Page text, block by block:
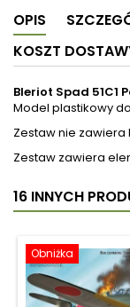
OPIS
KOSZT
Bleriot Spad 51C1
Model plastikowy
Zestaw nie zawiera
Zestaw zawiera
16 INNYCH
Obniżka